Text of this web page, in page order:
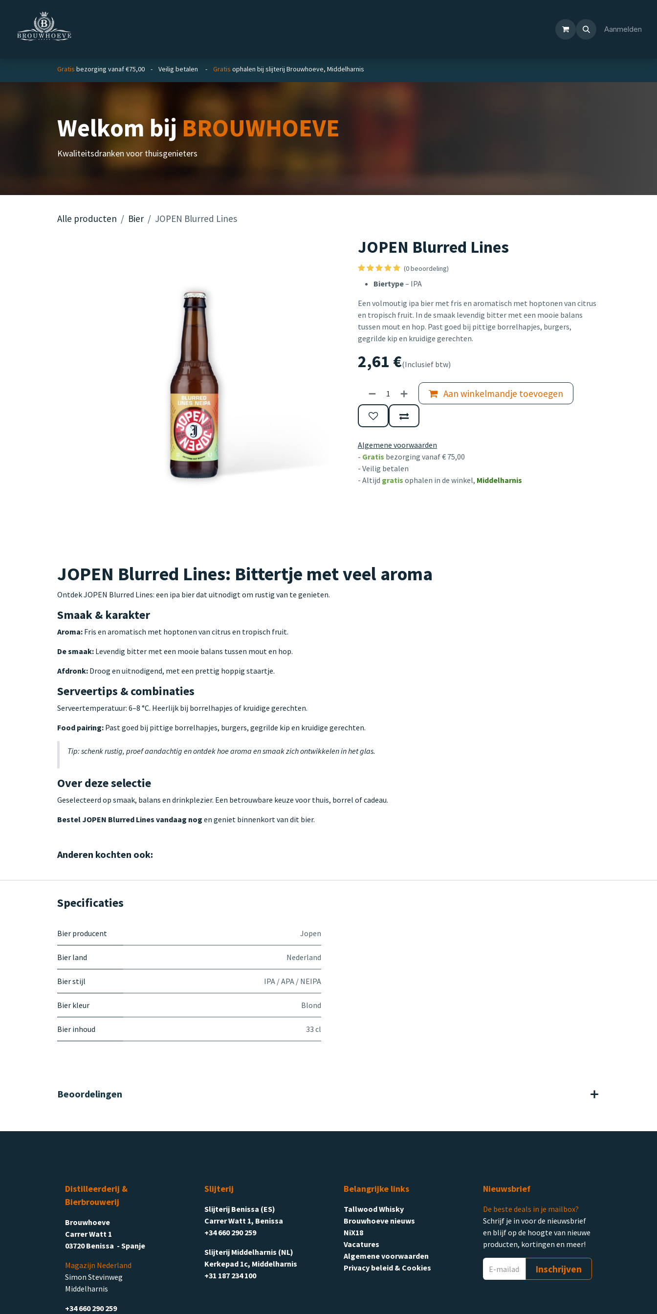
Aanmelden
Gratis bezorging vanaf €75,00 - Veilig betalen - Gratis ophalen bij slijterij Brouwhoeve, Middelharnis
Welkom bijBROUWHOEVE
Kwaliteitsdranken voor thuisgenieters
Alle producten Bier JOPEN Blurred Lines
JOPEN Blurred Lines
(0 beoordeling)
Biertype– IPA
Een volmoutig ipa bier met fris en aromatisch met hoptonen van citrus
en tropisch fruit. In de smaak levendig bitter met een mooie balans
tussen mout en hop. Past goed bij pittige borrelhapjes, burgers,
gegrilde kip en kruidige gerechten.
2,61 €(Inclusief btw)
Aan winkelmandje toevoegen
Algemene voorwaarden
- Gratis bezorging vanaf € 75,00
- Veilig betalen
- Altijd gratis ophalen in de winkel, Middelharnis
JOPEN Blurred Lines: Bittertje met veel aroma
Ontdek JOPEN Blurred Lines: een ipa bier dat uitnodigt om rustig van te genieten.
Smaak & karakter
Aroma: Fris en aromatisch met hoptonen van citrus en tropisch fruit.
De smaak: Levendig bitter met een mooie balans tussen mout en hop.
Afdronk: Droog en uitnodigend, met een prettig hoppig staartje.
Serveertips & combinaties
Serveertemperatuur: 6–8 °C. Heerlijk bij borrelhapjes of kruidige gerechten.
Food pairing: Past goed bij pittige borrelhapjes, burgers, gegrilde kip en kruidige gerechten.
Tip: schenk rustig, proef aandachtig en ontdek hoe aroma en smaak zich ontwikkelen in het glas.
Over deze selectie
Geselecteerd op smaak, balans en drinkplezier. Een betrouwbare keuze voor thuis, borrel of cadeau.
Bestel JOPEN Blurred Lines vandaag nog en geniet binnenkort van dit bier.
Anderen kochten ook:
Specificaties
Bier producent Jopen
Bier land Nederland
Bier stijl IPA / APA / NEIPA
Bier kleur Blond
Bier inhoud 33 cl
Beoordelingen
Distilleerderij &
Bierbrouwerij
Brouwhoeve
Carrer Watt 1
03720 Benissa - Spanje
Magazijn Nederland
Simon Stevinweg
Middelharnis
+34 660 290 259
Slijterij
Slijterij Benissa (ES)
Carrer Watt 1, Benissa
+34 660 290 259
Slijterij Middelharnis (NL)
Kerkepad 1c, Middelharnis
+31 187 234 100
Belangrijke links
Tallwood Whisky
Brouwhoeve nieuws
NiX18
Vacatures
Algemene voorwaarden
Privacy beleid & Cookies
Nieuwsbrief
De beste deals in je mailbox?
Schrijf je in voor de nieuwsbrief
en blijf op de hoogte van nieuwe
producten, kortingen en meer!
Inschrijven